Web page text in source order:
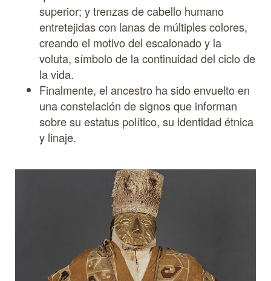
superior; y trenzas de cabello humano
entretejidas con lanas de múltiples colores,
creando el motivo del escalonado y la
voluta, símbolo de la continuidad del ciclo de
la vida.
Finalmente, el ancestro ha sido envuelto en
una constelación de signos que informan
sobre su estatus político, su identidad étnica
y linaje.